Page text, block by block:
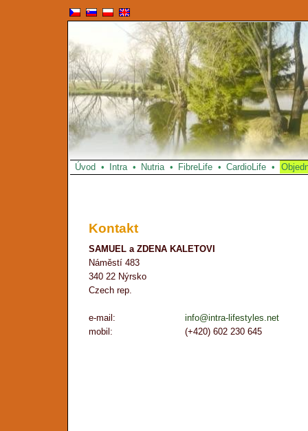
Úvod • Intra • Nutria • FibreLife • CardioLife •
Kontakt
SAMUEL a ZDENA KALETOVI
Náměstí 483
340 22 Nýrsko
Czech rep.
e-mail:
ten.selytsefil-artni@ofni
mobil:
(+420) 602 230 645